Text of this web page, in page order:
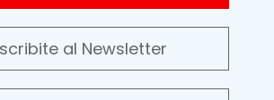
al Newsletter